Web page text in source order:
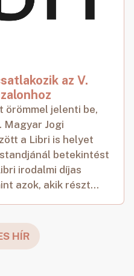
az V.
örömmel jelenti be,
Magyar Jogi
a Libri is helyet
betekintést
irodalmi díjas
azok, akik részt...
HÍR